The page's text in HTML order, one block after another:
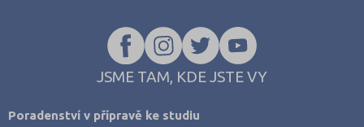
Jablonec nad Nisou (1)
Jihlava (1)
Umělecké
JSME TAM, KDE JSTE VY
Poradenství v přípravě ke studiu